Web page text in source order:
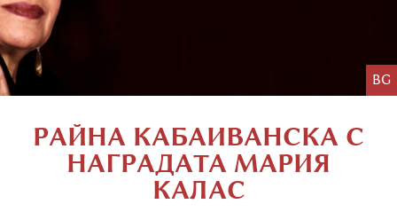
BG
РАЙНА КАБAИВАНСКА С
НАГРАДАТА МАРИЯ
КАЛАС